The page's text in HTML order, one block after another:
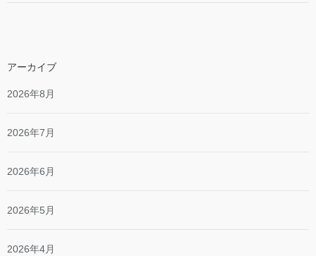
アーカイブ
2026年8月
2026年7月
2026年6月
2026年5月
2026年4月